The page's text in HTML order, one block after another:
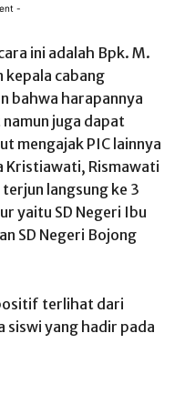
-
ini adalah Bpk. M.
kepala cabang
bahwa harapannya
juga dapat
mengajak PIC lainnya
Kristiawati, Rismawati
langsung ke 3
yaitu SD Negeri Ibu
SD Negeri Bojong
terlihat dari
siswi yang hadir pada